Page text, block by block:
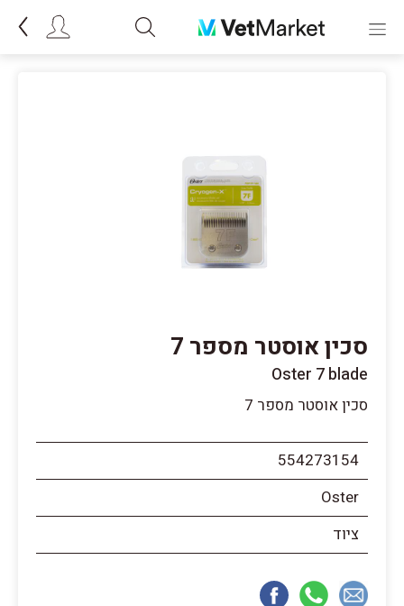
סכין אוסטר מספר 7
Oster 7 blade
סכין אוסטר מספר 7
554273154
Oster
ציוד